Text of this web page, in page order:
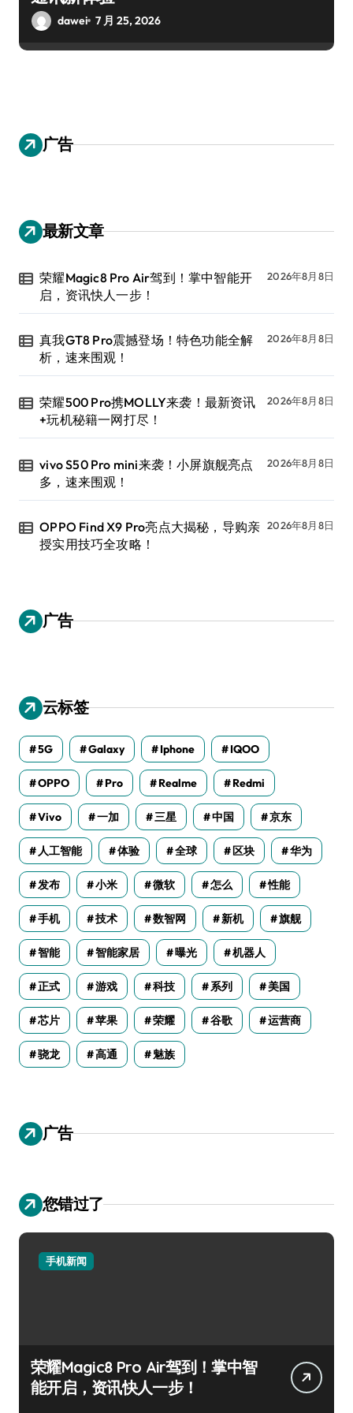
dawei 7 月 25, 2026
广告
最新文章
荣耀Magic8 Pro Air驾到！掌中智能开
启，资讯快人一步！
2026年8月8日
真我GT8 Pro震撼登场！特色功能全解
析，速来围观！
2026年8月8日
荣耀500 Pro携MOLLY来袭！最新资讯
+玩机秘籍一网打尽！
2026年8月8日
vivo S50 Pro mini来袭！小屏旗舰亮点
多，速来围观！
2026年8月8日
OPPO Find X9 Pro亮点大揭秘，导购亲
授实用技巧全攻略！
2026年8月8日
广告
云标签
5G Galaxy Iphone IQOO
OPPO Pro Realme Redmi
Vivo 一加 三星 中国 京东
人工智能 体验 全球 区块 华为
发布 小米 微软 怎么 性能
手机 技术 数智网 新机 旗舰
智能 智能家居 曝光 机器人
正式 游戏 科技 系列 美国
芯片 苹果 荣耀 谷歌 运营商
骁龙 高通 魅族
广告
您错过了
手机新闻
荣耀Magic8 Pro Air驾到！掌中智
能开启，资讯快人一步！